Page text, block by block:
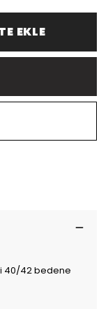
EKLE
40/42 bedene